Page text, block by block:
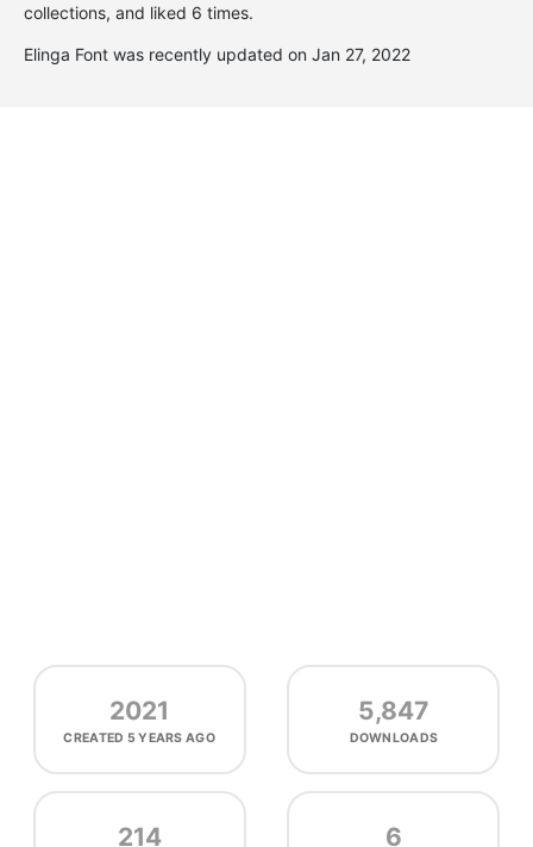
collections, and liked 6 times.
Elinga Font was recently updated on Jan 27, 2022
2021
CREATED 5 YEARS AGO
5,847
DOWNLOADS
214 6